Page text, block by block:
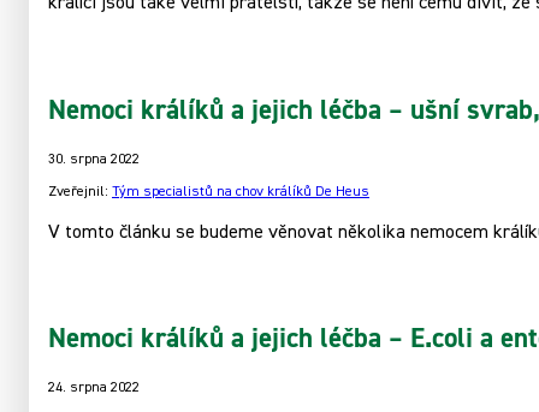
králíci jsou také velmi přátelští, takže se není čemu divit,
Nemoci králíků a jejich léčba – ušní
30. srpna 2022
Zveřejnil: Tým specialistů na chov králíků De Heus
V tomto článku se budeme věnovat několika nemocem
Nemoci králíků a jejich léčba – E.coli a
24. srpna 2022